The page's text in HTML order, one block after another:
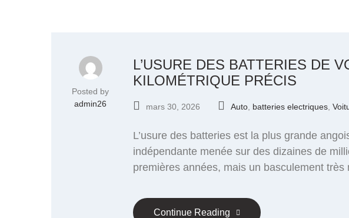
Posted by
admin26
L’USURE DES BATTERIES DE
KILOMÉTRIQUE PRÉCIS
mars 30, 2026 Auto batteries electriques
L’usure des batteries est la plus grande
indépendante menée sur des dizaines de
premières années, mais un basculement
Continue Reading